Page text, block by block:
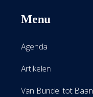
Menu
Agenda
Artikelen
Van Bundel tot Baan